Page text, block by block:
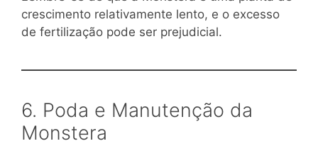
crescimento relativamente lento, e o excesso
de fertilização pode ser prejudicial.
6. Poda e Manutenção da
Monstera